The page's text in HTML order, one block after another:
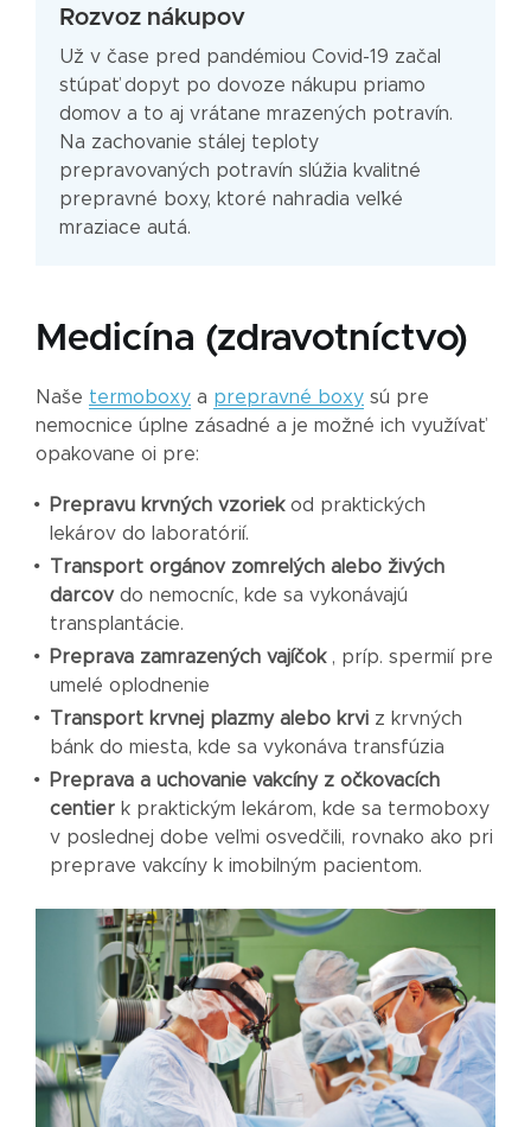
Rozvoz nákupov
Už v čase pred pandémiou Covid-19 začal
stúpať dopyt po dovoze nákupu priamo
domov a to aj vrátane mrazených potravín.
Na zachovanie stálej teploty
prepravovaných potravín slúžia kvalitné
prepravné boxy, ktoré nahradia veľké
mraziace autá.
Medicína (zdravotníctvo)
Naše termoboxy a prepravné boxy sú pre
nemocnice úplne zásadné a je možné ich využívať
opakovane oi pre:
Prepravu krvných vzoriekod praktických
lekárov do laboratórií.
Transport orgánov zomrelých alebo živých
darcovdo nemocníc, kde sa vykonávajú
transplantácie.
Preprava zamrazených vajíčok, príp. spermií pre
umelé oplodnenie
Transport krvnej plazmy alebo krvi z krvných
bánk do miesta, kde sa vykonáva transfúzia
Preprava a uchovanie vakcíny z očkovacích
centier k praktickým lekárom, kde sa termoboxy
v poslednej dobe veľmi osvedčili, rovnako ako pri
preprave vakcíny k imobilným pacientom.